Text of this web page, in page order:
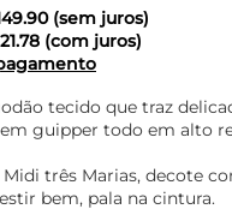
(sem juros)
21.78 (com juros)
tecido que traz
guipper todo em alto
três Marias, decote
bem, pala na cintura.